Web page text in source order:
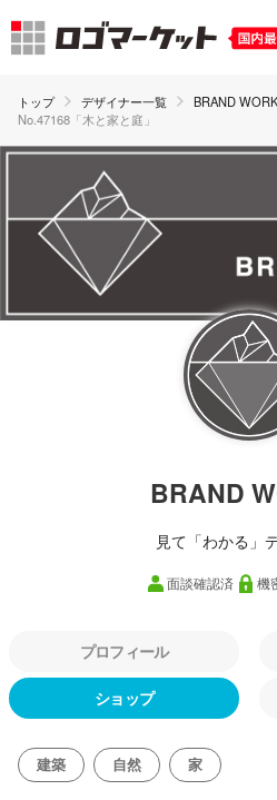
トップ デザイナー一覧 BRAND
No.47168「木と家と庭」
BRAND
見て「わかる」
面談確認済 機
プロフィール
ショップ
建築 自然 家